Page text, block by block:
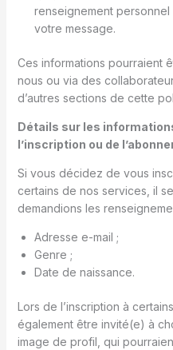
renseignement
votre message.
Ces informations pourraient
nous ou via des
d’autres sections de cette
Détails sur les
l’inscription ou de
Si vous décidez de vous
certains de nos services, il
demandions les
Adresse e-mail ;
Genre ;
Date de naissance.
Lors de l’inscription à
également être invité(e) à
image de profil, qui